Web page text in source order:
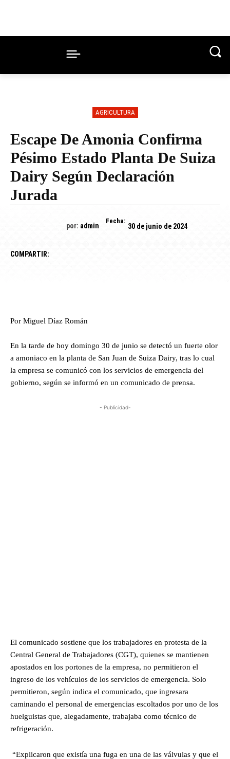
AGRICULTURA
Escape De Amonia Confirma
Pésimo Estado Planta De Suiza
Dairy Según Declaración
Jurada
por: admin
Fecha:
30 de junio de 2024
COMPARTIR:
Por Miguel Díaz Román
En la tarde de hoy domingo 30 de junio se detectó un fuerte olor
a amoniaco en la planta de San Juan de Suiza Dairy, tras lo cual
la empresa se comunicó con los servicios de emergencia del
gobierno, según se informó en un comunicado de prensa.
- Publicidad-
El comunicado sostiene que los trabajadores en protesta de la
Central General de Trabajadores (CGT), quienes se mantienen
apostados en los portones de la empresa, no permitieron el
ingreso de los vehículos de los servicios de emergencia. Solo
permitieron, según indica el comunicado, que ingresara
caminando el personal de emergencias escoltados por uno de los
huelguistas que, alegadamente, trabajaba como técnico de
refrigeración.
“Explicaron que existía una fuga en una de las válvulas y que el